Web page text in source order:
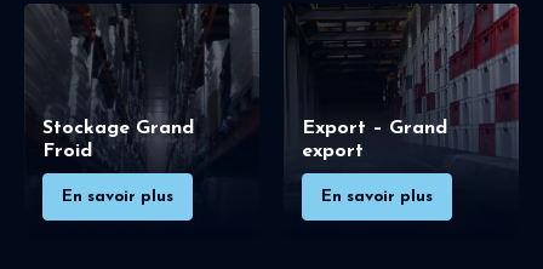
Stockage Grand
Froid
En savoir plus
Export – Grand
export
En savoir plus